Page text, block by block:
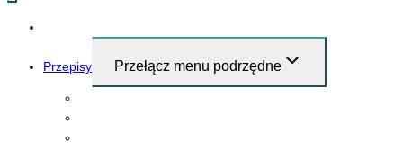
Przepisy Przełącz menu podrzędne